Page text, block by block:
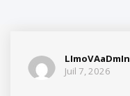
LImoVAaDmIn
Juil 7, 2026